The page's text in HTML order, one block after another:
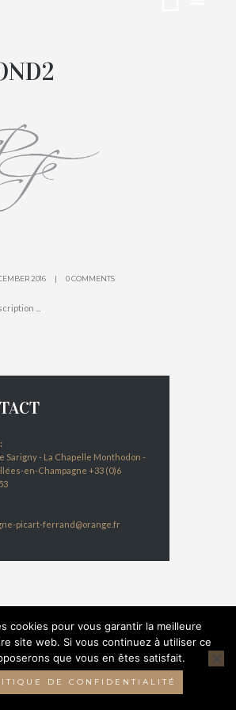
PICART-FERRAND
2016 0 COMMENTS
...
Sarigny - La Chapelle Monthodon -
en-Champagne +33 (0)6
picart-ferrand@orange.fr
com- Mentions légales -Données
personnelles
cookies pour vous garantir la meilleure
site web. Si vous continuez à utiliser ce
que vous en êtes satisfait.
DE CONFIDENTIALITÉ